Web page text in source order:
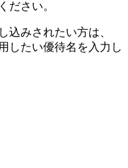
ださい。
みされたい方は、
したい優待名を入力し